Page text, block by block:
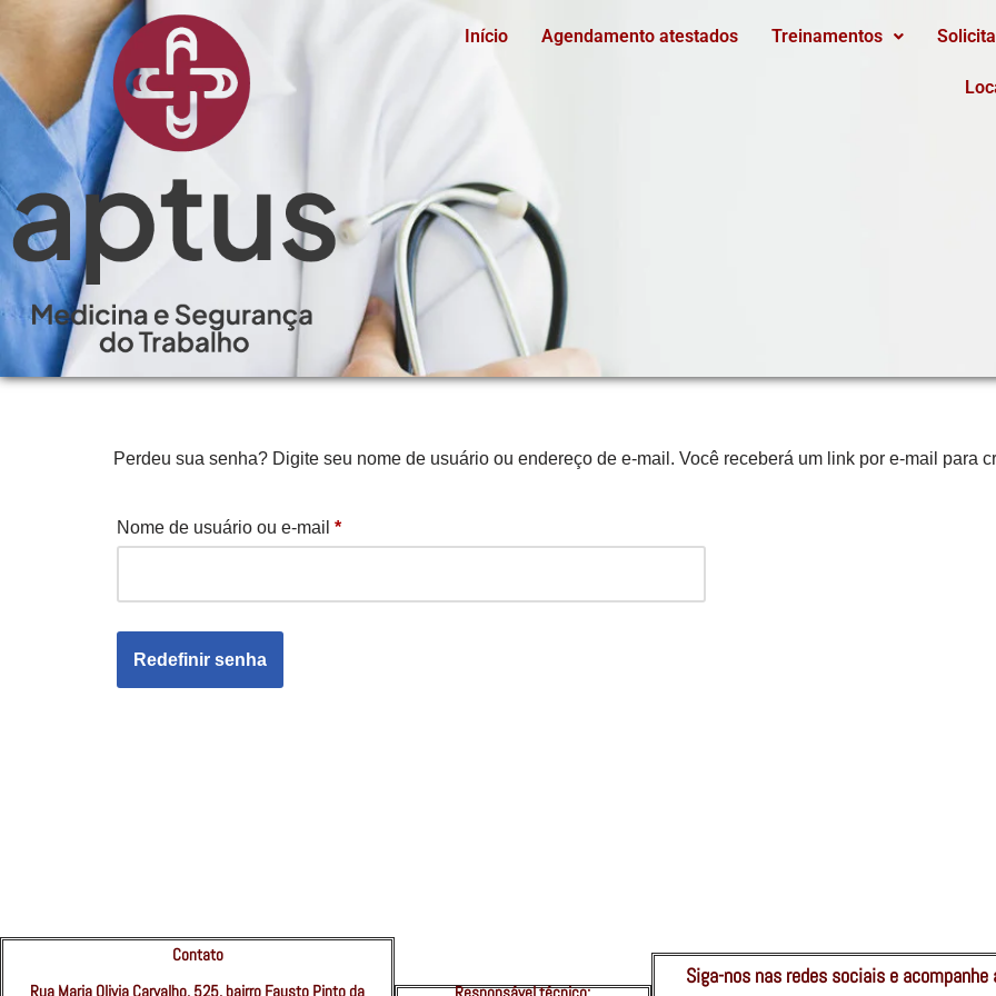
para
conteúdo
Início Agendamento atestados Treinamentos
Perdeu sua senha? Digite seu nome de usuário ou endereço de e-mail. Você receberá um link por e-mail para
Nome de usuário ou e-mail *
Redefinir senha
Contato
Rua Maria Olivia Carvalho, 525, bairro Fausto Pinto da
Responsável técnico:
Siga-nos nas redes sociais e acompanhe